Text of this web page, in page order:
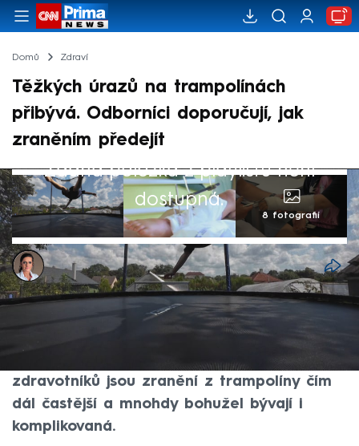
Domů Zdraví
Těžkých úrazů na trampolínách
přibývá. Odborníci doporučují, jak
zraněním předejít
Žádná položka z playlistu není
dostupná.
8 fotografií
Jana Vozárová
23. čvc 2024, 06:25
Skákání na trampolíně je oblíbená dětská
zábava. Kromě radosti a uvolnění s sebou
zdravotníků jsou zranění z trampolíny čím
dál častější a mnohdy bohužel bývají i
komplikovaná.